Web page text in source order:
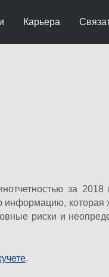
Карьера
за 2018
которая
риски и
.